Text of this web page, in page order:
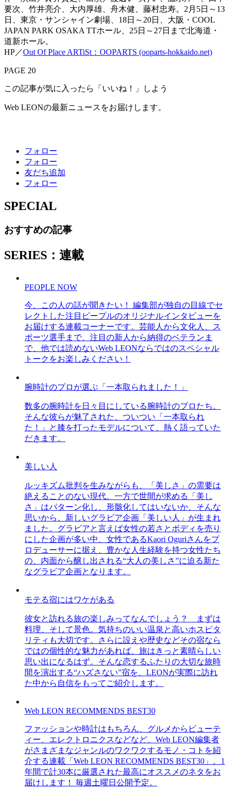
要次、竹井亮介、大内厚雄、舟木健、藤村忠寿。2月5日～13
日、東京・サンシャイン劇場、18日～20日、大阪・COOL
JAPAN PARK OSAKA TTホール、25日～27日まで北海道・
道新ホール。
HP／Out Of Place ARTiSt：OOPARTS (ooparts-hokkaido.net)
PAGE 20
この記事が気に入ったら「いいね！」しよう
Web LEONの最新ニュースをお届けします。
フォロー
フォロー
友だち追加
フォロー
SPECIAL
おすすめの記事
SERIES：連載
PEOPLE NOW
今、この人の話が聞きたい！ 編集部が独自の目線でセ
レクトした注目ピープルのオリジナルインタビューを
お届けする連載コーナーです。芸能人から文化人、ス
ポーツ選手まで、注目の新人から納得のベテランま
で、他では読めないWeb LEONならではのスペシャル
トークをお楽しみください！
腕時計のプロが選ぶ「一本取られました！」
数多の腕時計を日々目にしている腕時計のプロたち。
そんな彼らが魅了された、ついつい「一本取られ
た！」と膝を打ったモデルについて、熱く語っていた
だきます。
美しい人
ルッキズム批判を生みながらも、「美しさ」の需要は
絶えることのない現代。一方で世間が求める「美し
さ」はパターン化し、形骸化してはいないか、そんな
思いから、新しいグラビア企画「美しい人」が生まれ
ました。グラビアと言えば女性の若さとボディを売り
にした企画が多い中、女性であるKaori Oguriさんをプ
ロデューサーに据え、豊かな人生経験を持つ女性たち
の、内面から醸し出される“大人の美しさ”に迫る新た
なグラビア企画となります。
モテる宿にはワケがある
彼女と訪れる旅の楽しみってなんでしょう？ まずは
料理、そして景色。気持ちのいい温泉と高いホスピタ
リティも大切です。さらに設えや歴史などその宿なら
ではの個性的な魅力があれば、旅はきっと素晴らしい
思い出になるはず。そんな恋するふたりの大切な旅時
間を演出する“ハズさない”宿を、LEONが実際に訪れ
た中から自信をもってご紹介します。
Web LEON RECOMMENDS BEST30
ファッションや時計はもちろん、グルメからビューテ
ィー、エレクトロニクスなどなど、Web LEON編集者
がさまざまなジャンルのワクワクするモノ・コトを紹
介する連載「Web LEON RECOMMENDS BEST30」。1
年間で計30本に厳選された最高にオススメのネタをお
届けします！ 毎週土曜日公開予定。